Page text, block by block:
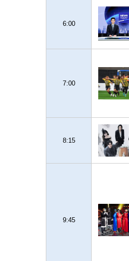
6:00
7:00
8:15
9:45